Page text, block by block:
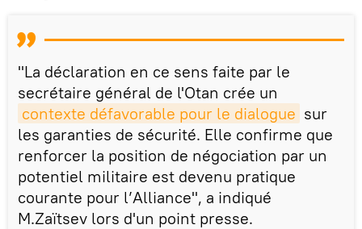
"La déclaration en ce sens faite par le
secrétaire général de l'Otan crée un
contexte défavorable pour le dialogue sur
les garanties de sécurité. Elle confirme que
renforcer la position de négociation par un
potentiel militaire est devenu pratique
courante pour l’Alliance", a indiqué
M.Zaïtsev lors d'un point presse.